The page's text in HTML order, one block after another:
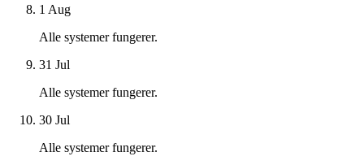
1 Aug
Alle systemer fungerer.
31 Jul
Alle systemer fungerer.
30 Jul
Alle systemer fungerer.